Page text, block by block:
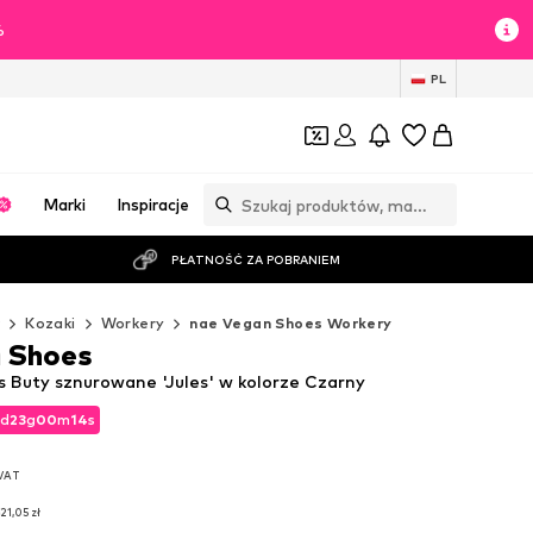
PL
Marki Inspiracje
PŁATNOŚĆ ZA POBRANIEM
Kozaki Workery nae Vegan Shoes Workery
d23g00m13s
zł
d23g00m13s
Buty sznurowane 'Jules' w kolorze Czarny
Shoes